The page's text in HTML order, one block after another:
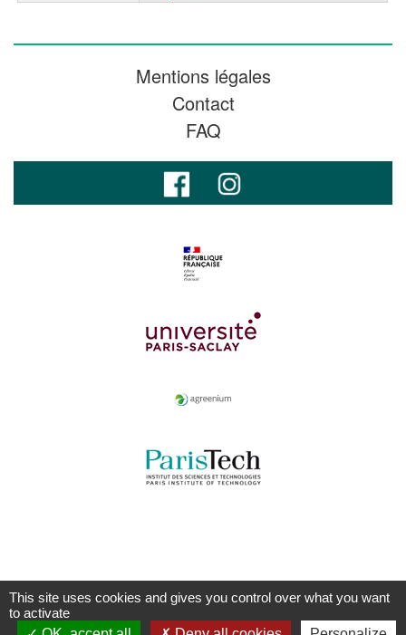
Mentions légales
Contact
FAQ
This site uses cookies and gives you control over what you want
to activate